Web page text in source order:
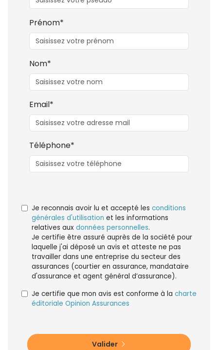
Prénom*
Nom*
Email*
Téléphone*
Je reconnais avoir lu et accepté les conditions
générales d'utilisation et les informations
relatives aux données personnelles.
Je certifie être assuré auprès de la société pour
laquelle j'ai déposé un avis et atteste ne pas
travailler dans une entreprise du secteur des
assurances (courtier en assurance, mandataire
d'assurance et agent général d’assurance).
Je certifie que mon avis est conforme à la charte
éditoriale Opinion Assurances
Valider